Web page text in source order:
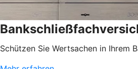
Schützen Sie Wertsachen in Ihrem